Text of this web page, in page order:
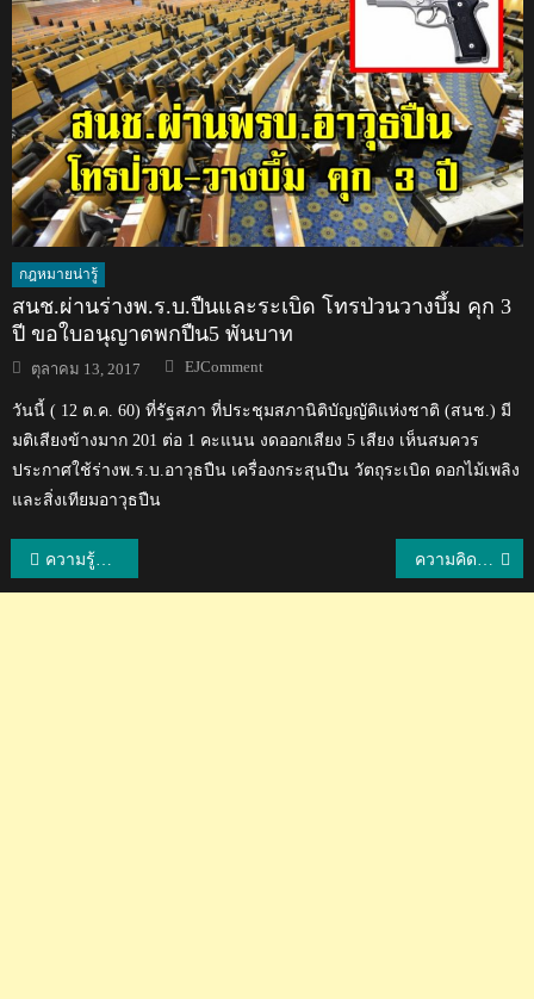
กฎหมายน่ารู้
สนช.ผ่านร่างพ.ร.บ.ปืนและระเบิด โทรป่วนวางบึ้ม คุก 3
ปี ขอใบอนุญาตพกปืน5 พันบาท
Posted
on
ตุลาคม 13, 2017 Author
EJComment
วันนี้ ( 12 ต.ค. 60) ที่รัฐสภา ที่ประชุมสภานิติบัญญัติแห่งชาติ (สนช.) มี
มติเสียงข้างมาก 201 ต่อ 1 คะแนน งดออกเสียง 5 เสียง เห็นสมควร
ประกาศใช้ร่างพ.ร.บ.อาวุธปืน เครื่องกระสุนปืน วัตถุระเบิด ดอกไม้เพลิง
และสิ่งเทียมอาวุธปืน
แนะแนว
ความรู้สึกชาวต่างชาติหลังได้เห็นและได้ชิมข้าวเหนียวมะม่วงของไทย